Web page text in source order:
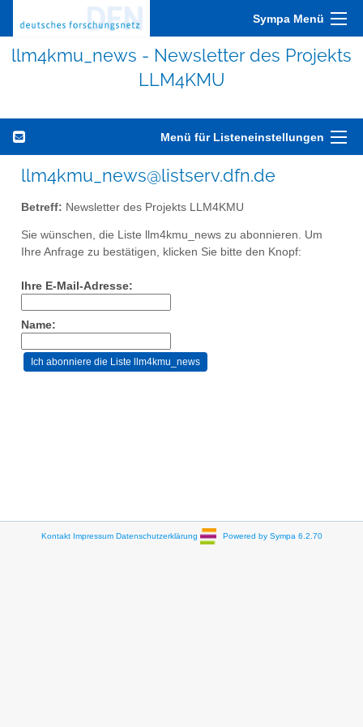
Sympa Menü
llm4kmu_news - Newsletter des Projekts
LLM4KMU
Menü für Listeneinstellungen
llm4kmu_news@listserv.dfn.de
Betreff: Newsletter des Projekts LLM4KMU
Sie wünschen, die Liste llm4kmu_news zu abonnieren. Um
Ihre Anfrage zu bestätigen, klicken Sie bitte den Knopf:
Ihre E-Mail-Adresse:
Name:
Kontakt Impressum Datenschutzerklärung Powered by Sympa 6.2.70